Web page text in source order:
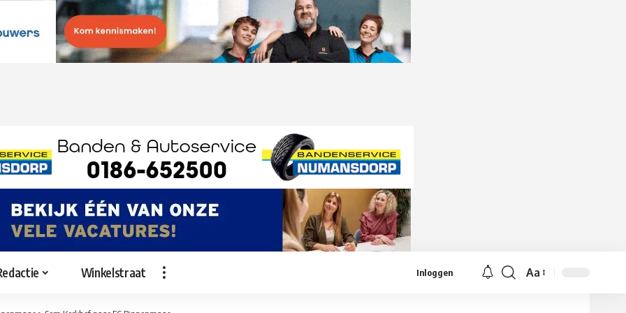
Winkelstraat Inloggen
Lettergrootte
Aa